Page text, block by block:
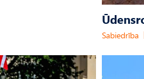
Sabiedrība